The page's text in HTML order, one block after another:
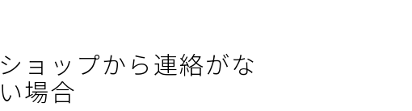
ショップから連絡がな
い場合